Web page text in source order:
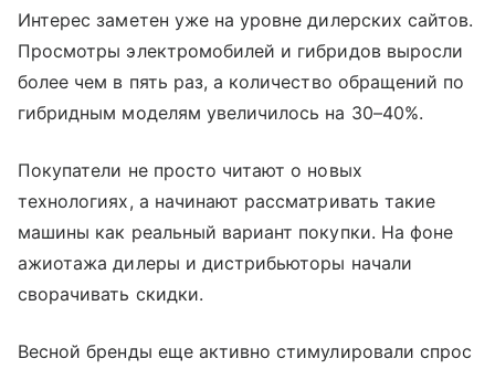
Интерес заметен уже на уровне дилерских сайтов.
Просмотры электромобилей и гибридов выросли
более чем в пять раз, а количество обращений по
гибридным моделям увеличилось на 30–40%.
Покупатели не просто читают о новых
технологиях, а начинают рассматривать такие
машины как реальный вариант покупки. На фоне
ажиотажа дилеры и дистрибьюторы начали
сворачивать скидки.
Весной бренды еще активно стимулировали спрос